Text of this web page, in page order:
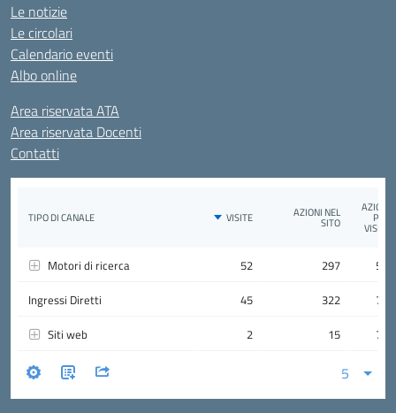
Le notizie
Le circolari
Calendario eventi
Albo online
Area riservata ATA
Area riservata Docenti
Contatti